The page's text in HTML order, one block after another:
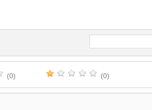
(0) (0)